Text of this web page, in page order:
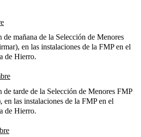
de mañana de la Selección de Menores
en las instalaciones de la FMP en el
de Hierro.
de tarde de la Selección de Menores FMP
las instalaciones de la FMP en el
de Hierro.